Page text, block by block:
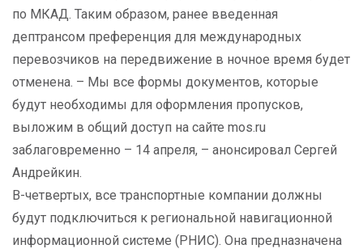
по МКАД. Таким образом, ранее введенная
дептрансом преференция для международных
перевозчиков на передвижение в ночное время будет
отменена. – Мы все формы документов, которые
будут необходимы для оформления пропусков,
выложим в общий доступ на сайте mos.ru
заблаговременно – 14 апреля, – анонсировал Сергей
Андрейкин.
В-четвертых, все транспортные компании должны
будут подключиться к региональной навигационной
информационной системе (РНИС). Она предназначена